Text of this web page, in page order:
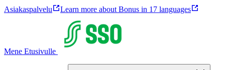
Asiakaspalvelu Learn more about Bonus in 17 languages
Mene Etusivulle